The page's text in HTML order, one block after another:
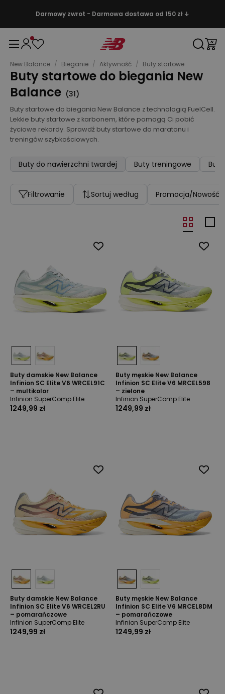
Darmowy zwrot - Darmowa dostawa od 150 zł ↓
New Balance / Bieganie / Aktywność / Buty startowe
Buty startowe do biegania New
Balance (31)
Buty startowe do biegania New Balance z technologią FuelCell.
Lekkie buty startowe z karbonem, które pomogą Ci pobić
życiowe rekordy. Sprawdź buty startowe do maratonu i
treningów szybkościowych.
Buty do nawierzchni twardej Buty treningowe
Filtrowanie Sortuj według Promocja/Nowość
Buty damskie New Balance
Infinion SC Elite V6 WRCEL91C
– multikolor
Infinion SuperComp Elite
1249,99 zł
Buty męskie New Balance
Infinion SC Elite V6 MRCEL598
– zielone
Infinion SuperComp Elite
1249,99 zł
Buty damskie New Balance
Infinion SC Elite V6 WRCEL2RU
– pomarańczowe
Infinion SuperComp Elite
1249,99 zł
Buty męskie New Balance
Infinion SC Elite V6 MRCEL8DM
– pomarańczowe
Infinion SuperComp Elite
1249,99 zł